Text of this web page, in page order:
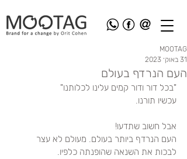
העם הנרדף בעולם
MOOTAG
31 באוק׳ 2023
"בכל דור ודור קמים עלינו לכלותנו"
עכשיו תורנו.
אבל חשוב שתדעו!
העם הנרדף ביותר בעולם. מעולם לא עצר
לבכות את השנאה שהופנתה כלפיו.